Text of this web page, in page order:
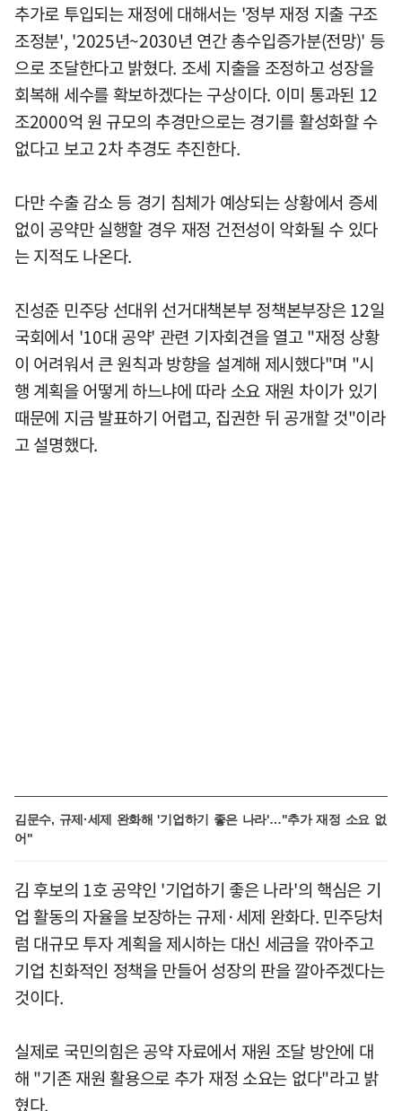
추가로 투입되는 재정에 대해서는 '정부 재정 지출 구조
조정분', '2025년~2030년 연간 총수입증가분(전망)' 등
으로 조달한다고 밝혔다. 조세 지출을 조정하고 성장을
회복해 세수를 확보하겠다는 구상이다. 이미 통과된 12
조2000억 원 규모의 추경만으로는 경기를 활성화할 수
없다고 보고 2차 추경도 추진한다.
다만 수출 감소 등 경기 침체가 예상되는 상황에서 증세
없이 공약만 실행할 경우 재정 건전성이 악화될 수 있다
는 지적도 나온다.
진성준 민주당 선대위 선거대책본부 정책본부장은 12일
국회에서 '10대 공약' 관련 기자회견을 열고 "재정 상황
이 어려워서 큰 원칙과 방향을 설계해 제시했다"며 "시
행 계획을 어떻게 하느냐에 따라 소요 재원 차이가 있기
때문에 지금 발표하기 어렵고, 집권한 뒤 공개할 것"이라
고 설명했다.
김문수, 규제·세제 완화해 '기업하기 좋은 나라'…"추가 재정 소요 없
어"
김 후보의 1호 공약인 '기업하기 좋은 나라'의 핵심은 기
업 활동의 자율을 보장하는 규제·세제 완화다. 민주당처
럼 대규모 투자 계획을 제시하는 대신 세금을 깎아주고
기업 친화적인 정책을 만들어 성장의 판을 깔아주겠다는
것이다.
실제로 국민의힘은 공약 자료에서 재원 조달 방안에 대
해 "기존 재원 활용으로 추가 재정 소요는 없다"라고 밝
혔다.